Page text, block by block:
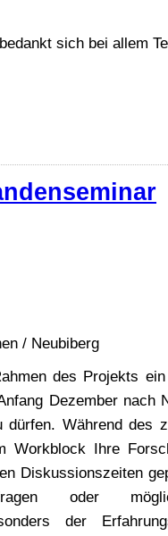
sich bei allem
/ Neubiberg
des Projekts
Dezember nach
dürfen. Während des
Workblock Ihre
Diskussionszeiten
oder
der